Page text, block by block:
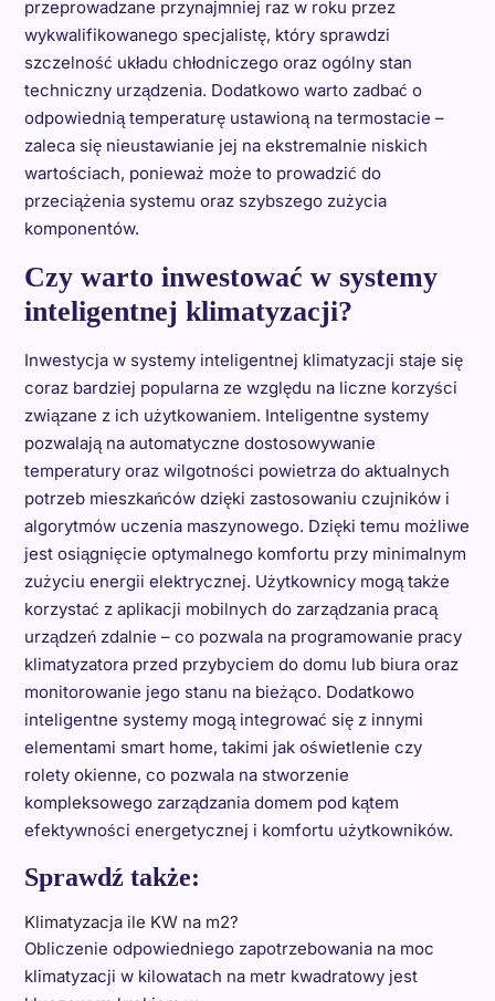
przeprowadzane przynajmniej raz w roku przez
wykwalifikowanego specjalistę, który sprawdzi
szczelność układu chłodniczego oraz ogólny stan
techniczny urządzenia. Dodatkowo warto zadbać o
odpowiednią temperaturę ustawioną na termostacie –
zaleca się nieustawianie jej na ekstremalnie niskich
wartościach, ponieważ może to prowadzić do
przeciążenia systemu oraz szybszego zużycia
komponentów.
Czy warto inwestować w systemy
inteligentnej klimatyzacji?
Inwestycja w systemy inteligentnej klimatyzacji staje się
coraz bardziej popularna ze względu na liczne korzyści
związane z ich użytkowaniem. Inteligentne systemy
pozwalają na automatyczne dostosowywanie
temperatury oraz wilgotności powietrza do aktualnych
potrzeb mieszkańców dzięki zastosowaniu czujników i
algorytmów uczenia maszynowego. Dzięki temu możliwe
jest osiągnięcie optymalnego komfortu przy minimalnym
zużyciu energii elektrycznej. Użytkownicy mogą także
korzystać z aplikacji mobilnych do zarządzania pracą
urządzeń zdalnie – co pozwala na programowanie pracy
klimatyzatora przed przybyciem do domu lub biura oraz
monitorowanie jego stanu na bieżąco. Dodatkowo
inteligentne systemy mogą integrować się z innymi
elementami smart home, takimi jak oświetlenie czy
rolety okienne, co pozwala na stworzenie
kompleksowego zarządzania domem pod kątem
efektywności energetycznej i komfortu użytkowników.
Sprawdź także:
Klimatyzacja ile KW na m2?
Obliczenie odpowiedniego zapotrzebowania na moc
klimatyzacji w kilowatach na metr kwadratowy jest